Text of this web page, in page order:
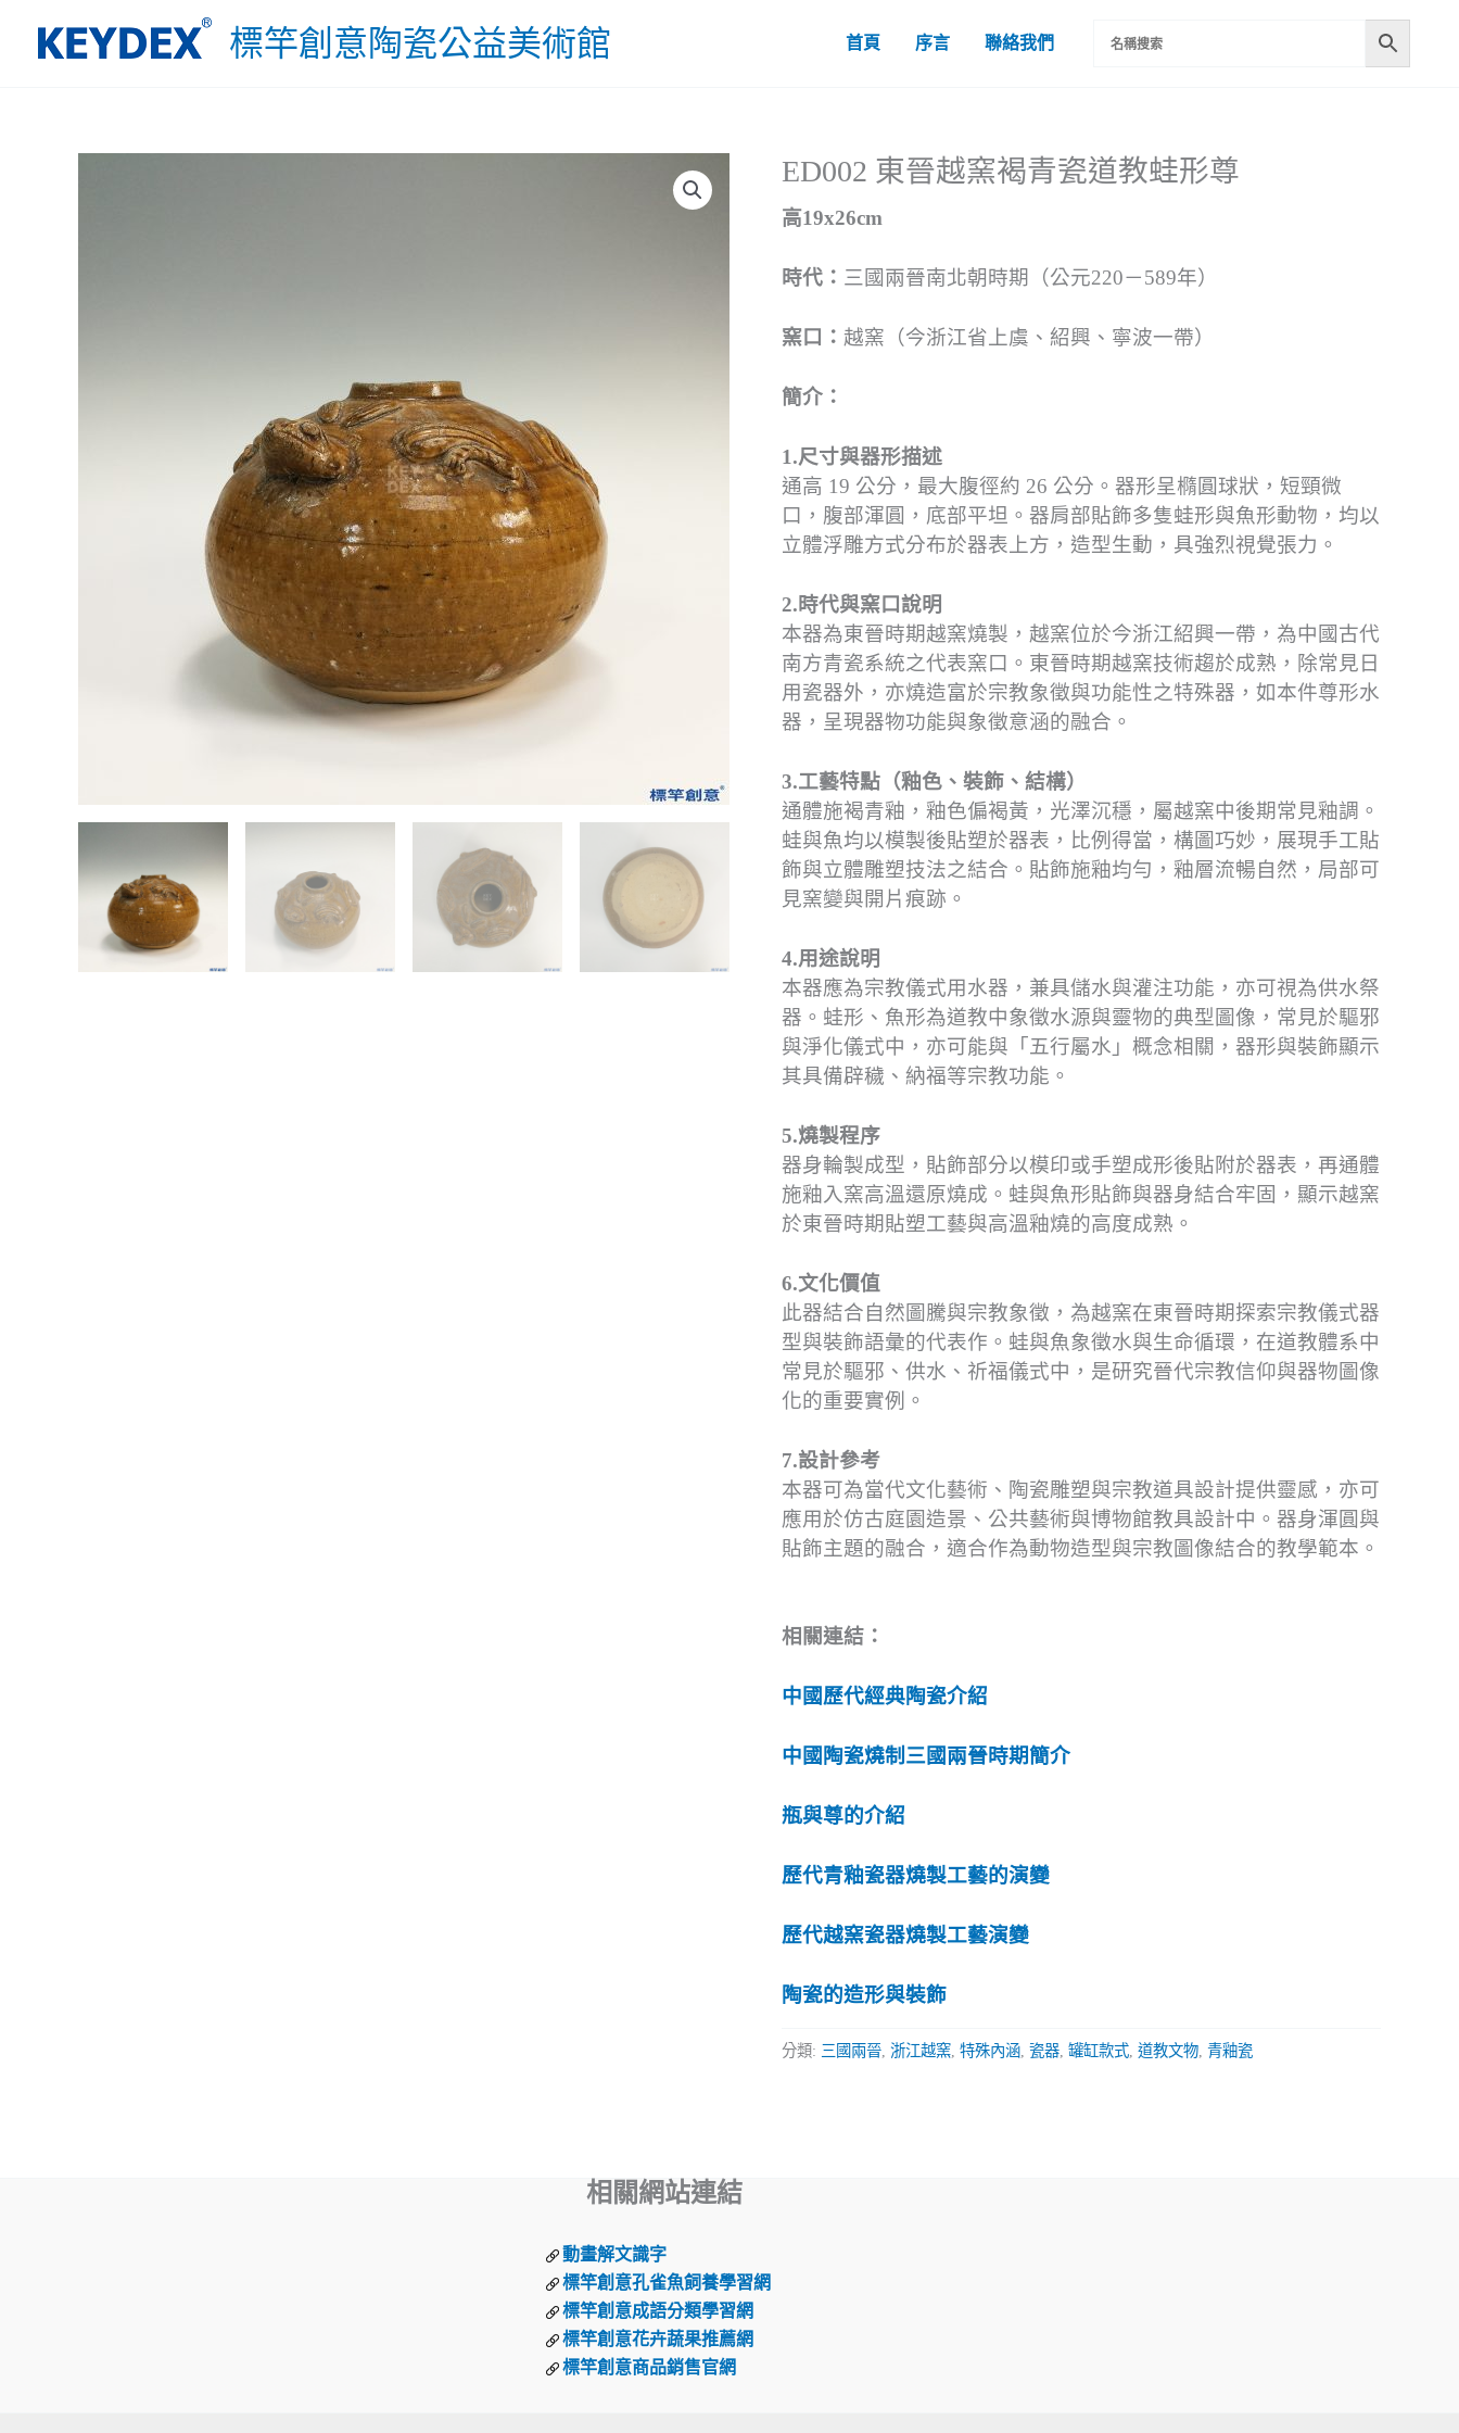
標竿創意陶瓷公益美術館 首頁 序言 聯絡我們
ED002 東晉越窯褐青瓷道教蛙形尊
高19x26cm
時代： 三國兩晉南北朝時期（公元220－589年）
窯口： 越窯（今浙江省上虞、紹興、寧波一帶）
簡介：
1.尺寸與器形描述
通高 19 公分，最大腹徑約 26 公分。器形呈橢圓球狀，短頸微
口，腹部渾圓，底部平坦。器肩部貼飾多隻蛙形與魚形動物，均以
立體浮雕方式分布於器表上方，造型生動，具強烈視覺張力。
2.時代與窯口說明
本器為東晉時期越窯燒製，越窯位於今浙江紹興一帶，為中國古代
南方青瓷系統之代表窯口。東晉時期越窯技術趨於成熟，除常見日
用瓷器外，亦燒造富於宗教象徵與功能性之特殊器，如本件尊形水
器，呈現器物功能與象徵意涵的融合。
3.工藝特點（釉色、裝飾、結構）
通體施褐青釉，釉色偏褐黃，光澤沉穩，屬越窯中後期常見釉調。
蛙與魚均以模製後貼塑於器表，比例得當，構圖巧妙，展現手工貼
飾與立體雕塑技法之結合。貼飾施釉均勻，釉層流暢自然，局部可
見窯變與開片痕跡。
4.用途說明
本器應為宗教儀式用水器，兼具儲水與灌注功能，亦可視為供水祭
器。蛙形、魚形為道教中象徵水源與靈物的典型圖像，常見於驅邪
與淨化儀式中，亦可能與「五行屬水」概念相關，器形與裝飾顯示
其具備辟穢、納福等宗教功能。
5.燒製程序
器身輪製成型，貼飾部分以模印或手塑成形後貼附於器表，再通體
施釉入窯高溫還原燒成。蛙與魚形貼飾與器身結合牢固，顯示越窯
於東晉時期貼塑工藝與高溫釉燒的高度成熟。
6.文化價值
此器結合自然圖騰與宗教象徵，為越窯在東晉時期探索宗教儀式器
型與裝飾語彙的代表作。蛙與魚象徵水與生命循環，在道教體系中
常見於驅邪、供水、祈福儀式中，是研究晉代宗教信仰與器物圖像
化的重要實例。
7.設計參考
本器可為當代文化藝術、陶瓷雕塑與宗教道具設計提供靈感，亦可
應用於仿古庭園造景、公共藝術與博物館教具設計中。器身渾圓與
貼飾主題的融合，適合作為動物造型與宗教圖像結合的教學範本。
相關連結：
中國歷代經典陶瓷介紹
中國陶瓷燒制三國兩晉時期簡介
瓶與尊的介紹
歷代青釉瓷器燒製工藝的演變
歷代越窯瓷器燒製工藝演變
陶瓷的造形與裝飾
分類: 三國兩晉 浙江越窯 特殊內涵 瓷器 罐缸款式 道教文物 青釉瓷
相關網站連結
動畫解文識字
標竿創意孔雀魚飼養學習網
標竿創意成語分類學習網
標竿創意花卉蔬果推薦網
標竿創意商品銷售官網